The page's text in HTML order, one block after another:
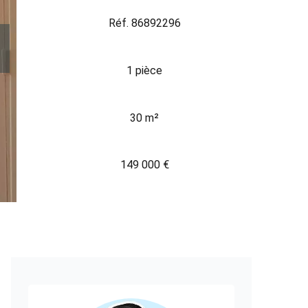
Réf. 86892296
1 pièce
30 m²
149 000 €